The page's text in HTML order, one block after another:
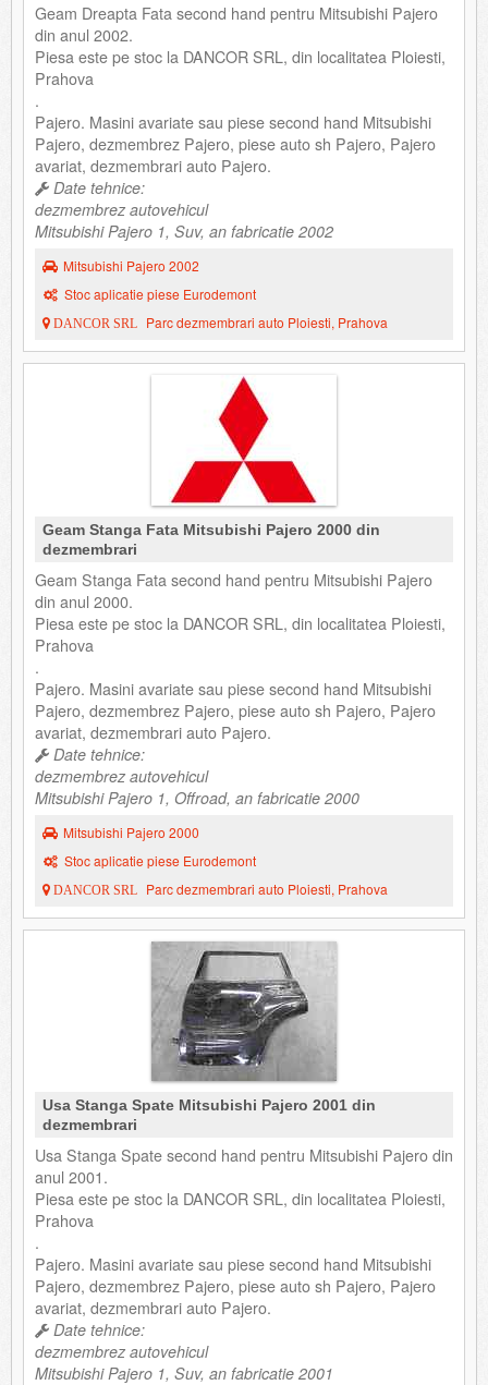
Geam Dreapta Fata second hand pentru Mitsubishi Pajero
din anul 2002.
Piesa este pe stoc la DANCOR SRL, din localitatea Ploiesti,
Prahova
.
Pajero. Masini avariate sau piese second hand Mitsubishi
Pajero, dezmembrez Pajero, piese auto sh Pajero, Pajero
avariat, dezmembrari auto Pajero.
Date tehnice:
dezmembrez autovehicul
Mitsubishi Pajero 1, Suv, an fabricatie 2002
Mitsubishi Pajero 2002
Stoc aplicatie piese Eurodemont
DANCOR SRL Parc dezmembrari auto Ploiesti, Prahova
Geam Stanga Fata Mitsubishi Pajero 2000 din
dezmembrari
Geam Stanga Fata second hand pentru Mitsubishi Pajero
din anul 2000.
Piesa este pe stoc la DANCOR SRL, din localitatea Ploiesti,
Prahova
.
Pajero. Masini avariate sau piese second hand Mitsubishi
Pajero, dezmembrez Pajero, piese auto sh Pajero, Pajero
avariat, dezmembrari auto Pajero.
Date tehnice:
dezmembrez autovehicul
Mitsubishi Pajero 1, Offroad, an fabricatie 2000
Mitsubishi Pajero 2000
Stoc aplicatie piese Eurodemont
DANCOR SRL Parc dezmembrari auto Ploiesti, Prahova
Usa Stanga Spate Mitsubishi Pajero 2001 din
dezmembrari
Usa Stanga Spate second hand pentru Mitsubishi Pajero din
anul 2001.
Piesa este pe stoc la DANCOR SRL, din localitatea Ploiesti,
Prahova
.
Pajero. Masini avariate sau piese second hand Mitsubishi
Pajero, dezmembrez Pajero, piese auto sh Pajero, Pajero
avariat, dezmembrari auto Pajero.
Date tehnice:
dezmembrez autovehicul
Mitsubishi Pajero 1, Suv, an fabricatie 2001